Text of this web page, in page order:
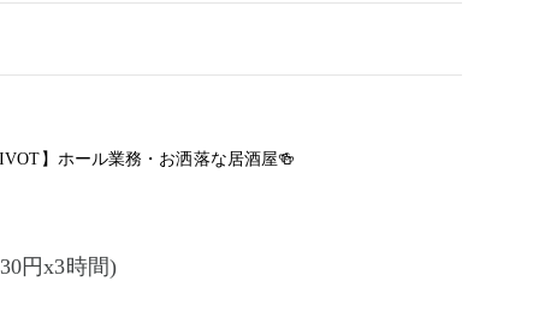
】ホール業務・お洒落な居酒屋🍻
円x3時間)